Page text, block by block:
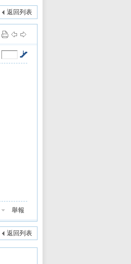
返回列表
舉報
返回列表